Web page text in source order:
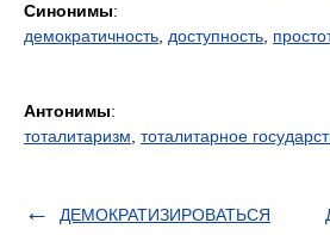
Синонимы:
демократичность доступность
Антонимы:
тоталитаризм тоталитарное
ДЕМОКРАТИЗИРОВАТЬСЯ